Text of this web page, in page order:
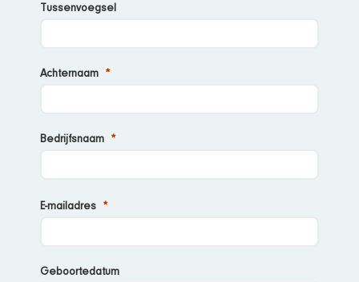
Tussenvoegsel
Achternaam
Bedrijfsnaam
E-mailadres
Geboortedatum